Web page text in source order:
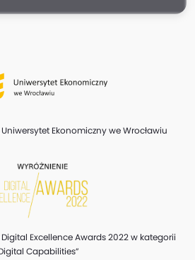
Ekonomiczny we Wrocławiu
Excellence Awards 2022 w kategorii
Capabilities”